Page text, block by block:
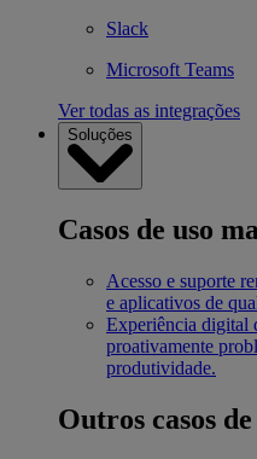
Slack
Microsoft Teams
Ver todas as integrações
Soluções
Casos de uso
Acesso e suporte
e aplicativos de
Experiência digital
proativamente
produtividade.
Outros casos de